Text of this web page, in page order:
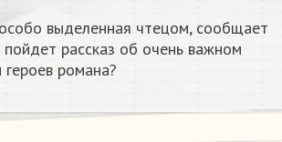
выделенная чтецом, сообщает
рассказ об очень важном
романа?